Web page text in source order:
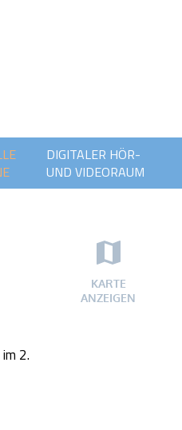
DIGITALER HÖR-
UND VIDEORAUM
2.
KARTE
ANZEIGEN